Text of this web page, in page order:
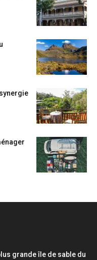
grande île de sable du